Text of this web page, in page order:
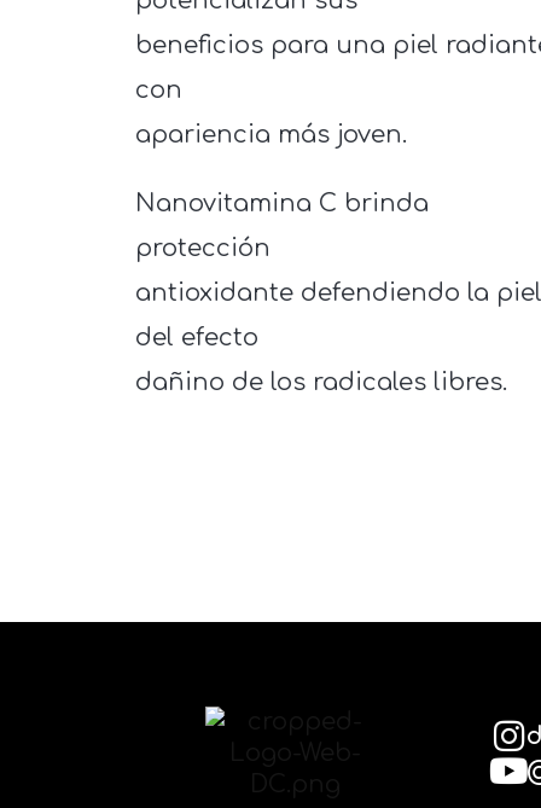
beneficios para una piel
con
apariencia más joven.
Nanovitamina C brinda
protección
antioxidante defendiendo la piel
del efecto
dañino de los radicales libres.